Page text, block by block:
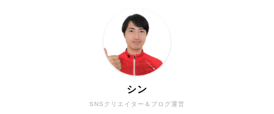
SNSクリエイター＆ブログ運営
シン